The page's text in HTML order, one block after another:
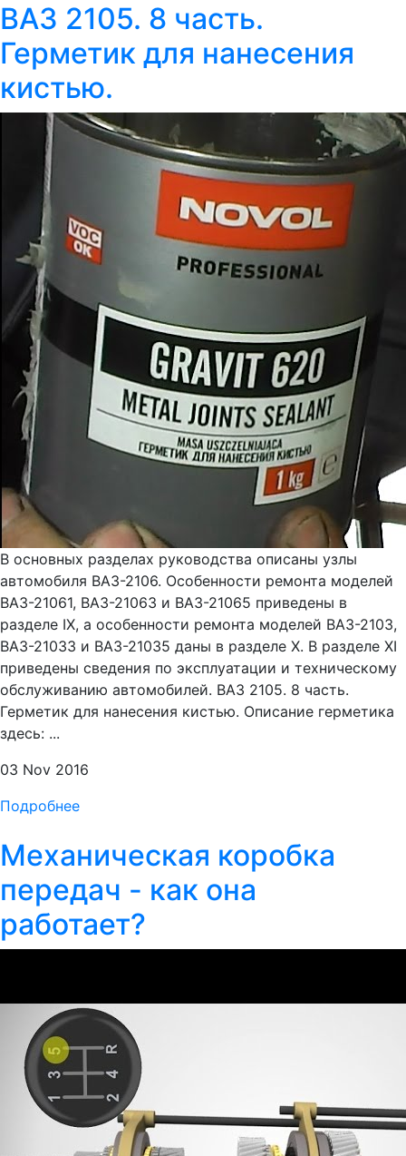
ВАЗ 2105. 8 часть.
Герметик для нанесения
кистью.
В основных разделах руководства описаны узлы
автомобиля ВАЗ-2106. Особенности ремонта моделей
ВАЗ-21061, ВАЗ-21063 и ВАЗ-21065 приведены в
разделе IX, а особенности ремонта моделей ВАЗ-2103,
ВАЗ-21033 и ВАЗ-21035 даны в разделе Х. В разделе XI
приведены сведения по эксплуатации и техническому
обслуживанию автомобилей. ВАЗ 2105. 8 часть.
Герметик для нанесения кистью. Описание герметика
здесь: ...
03 Nov 2016
Подробнее
Механическая коробка
передач - как она
работает?